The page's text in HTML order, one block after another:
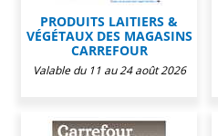
PRODUITS LAITIERS &
VÉGÉTAUX DES MAGASINS
CARREFOUR
Valable du 11 au 24 août 2026